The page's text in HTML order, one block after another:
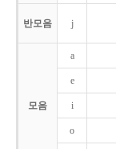
반모음 j
모음
a
e
i
o